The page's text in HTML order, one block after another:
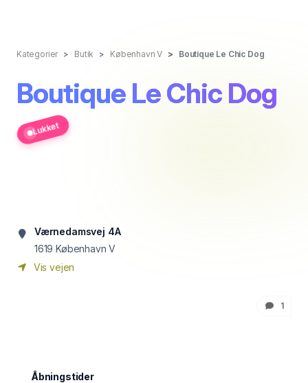
Kategorier Butik København V Boutique Le Chic Dog
Boutique Le Chic Dog
Lukket
Værnedamsvej 4A
1619 København V
Vis vejen
1
Åbningstider